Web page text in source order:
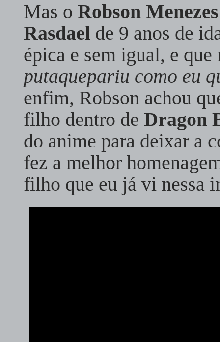
Mas o Robson
Rasdael de 9 anos de
épica e sem igual, e
putaquepariu como eu
enfim, Robson achou
filho dentro de Dragon
do anime para deixar a
fez a melhor
filho que eu já vi nessa